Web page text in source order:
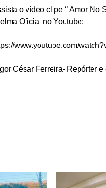
o vídeo clipe ‘’ Amor No
Oficial no Youtube:
www.youtube.com/
César Ferreira- Repórter e